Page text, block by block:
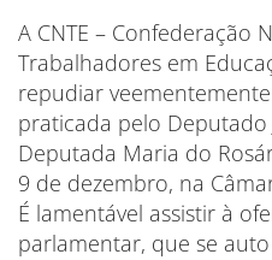
A CNTE – Confederação
Trabalhadores em
repudiar
praticada pelo Deputado
Deputada Maria do
9 de dezembro, na
É lamentável assistir à
parlamentar, que se